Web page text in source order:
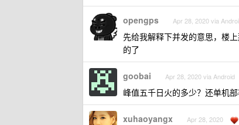
opengps Apr 28, 2020 via
先给我解释下并发的意思，楼
的了
goobai Apr 28, 2020 via Android
峰值五千日火的多少？还单机
xuhaoyangx Apr 28, 2020